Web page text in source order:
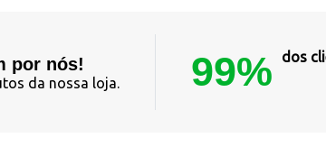
por nós!
da nossa loja. 99% dos